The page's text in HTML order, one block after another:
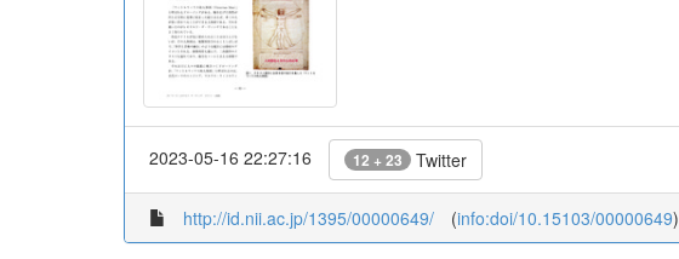
2023-05-16 22:27:16 12 + 23 Twitter
http://id.nii.ac.jp/1395/00000649/ (info:doi/10.15103/00000649)